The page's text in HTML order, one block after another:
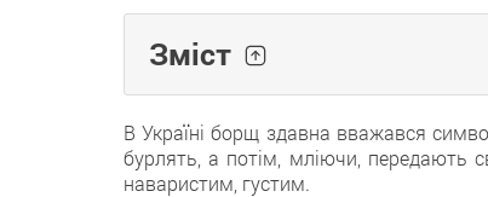
Зміст
В Україні борщ здавна вважався
бурлять, а потім, мліючи, передають
наваристим, густим.